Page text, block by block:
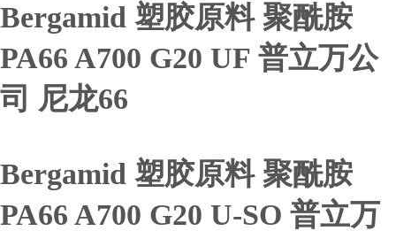
Bergamid 塑胶原料 聚酰胺
PA66 A700 G20 UF 普立万公
司 尼龙66
Bergamid 塑胶原料 聚酰胺
PA66 A700 G20 U-SO 普立万